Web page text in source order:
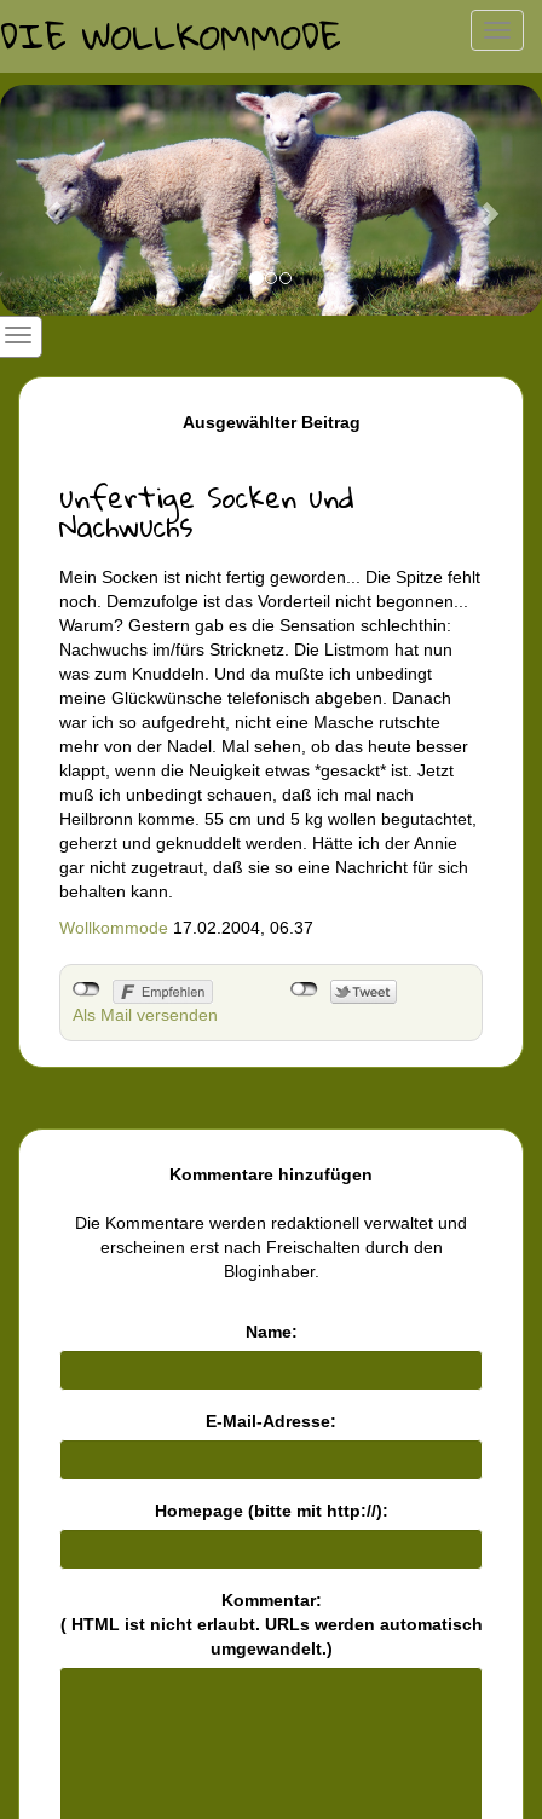
DIE WOLLKOMMODE
Previous
Ausgewählter Beitrag
unfertige Socken und
Nachwuchs
Mein Socken ist nicht fertig geworden... Die Spitze fehlt
noch. Demzufolge ist das Vorderteil nicht begonnen...
Warum? Gestern gab es die Sensation schlechthin:
Nachwuchs im/fürs Stricknetz. Die Listmom hat nun
was zum Knuddeln. Und da mußte ich unbedingt
meine Glückwünsche telefonisch abgeben. Danach
war ich so aufgedreht, nicht eine Masche rutschte
mehr von der Nadel. Mal sehen, ob das heute besser
klappt, wenn die Neuigkeit etwas *gesackt* ist. Jetzt
muß ich unbedingt schauen, daß ich mal nach
Heilbronn komme. 55 cm und 5 kg wollen begutachtet,
geherzt und geknuddelt werden. Hätte ich der Annie
gar nicht zugetraut, daß sie so eine Nachricht für sich
behalten kann.
Wollkommode 17.02.2004, 06.37
Als Mail versenden
Kommentare hinzufügen
Die Kommentare werden redaktionell verwaltet und
erscheinen erst nach Freischalten durch den
Bloginhaber.
Name:
E-Mail-Adresse:
Homepage (bitte mit http://):
Kommentar:
( HTML ist nichterlaubt. URLs werden automatisch
umgewandelt.)